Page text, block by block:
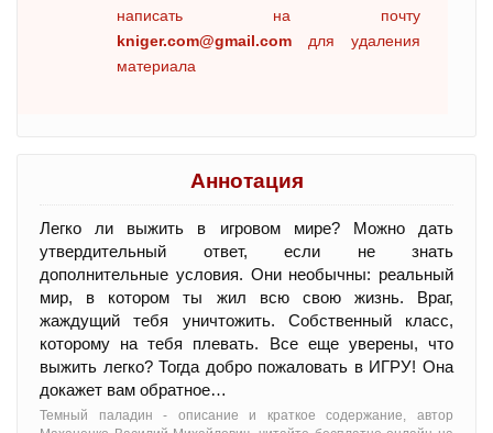
написать на почту
kniger.com@gmail.com для удаления
материала
Аннотация
Легко ли выжить в игровом мире? Можно дать
утвердительный ответ, если не знать
дополнительные условия. Они необычны: реальный
мир, в котором ты жил всю свою жизнь. Враг,
жаждущий тебя уничтожить. Собственный класс,
которому на тебя плевать. Все еще уверены, что
выжить легко? Тогда добро пожаловать в ИГРУ! Она
докажет вам обратное…
Темный паладин - oписание и краткое содержание, автор